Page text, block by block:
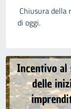
Chiusura della
di oggi.